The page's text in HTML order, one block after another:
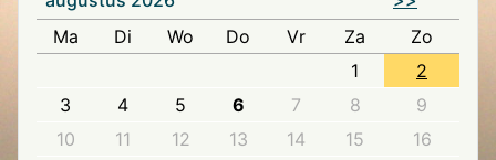
Ma
Di Wo Do Vr Za
Zo
1
2
3
4 5 6 7 8
9
10
11 12 13 14 15
16